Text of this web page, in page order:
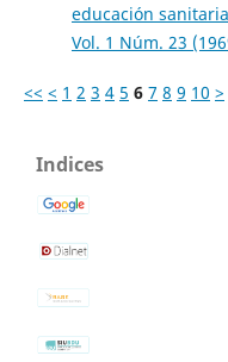
educación sanitaria
Vol. 1 Núm. 23
<< < 1 2 3 4 5 6 7 8 9 10 >
Indices